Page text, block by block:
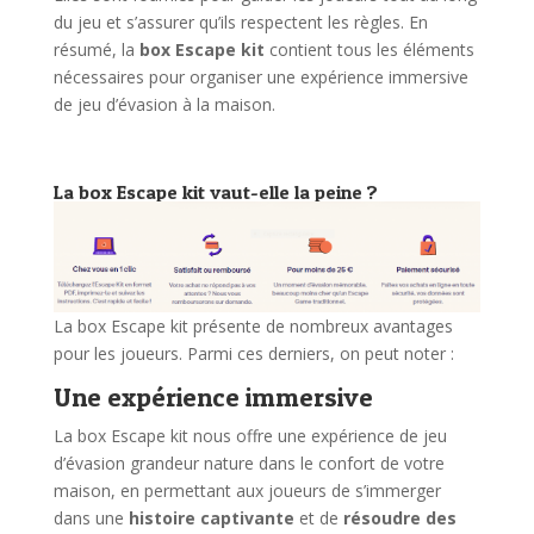
du jeu et s’assurer qu’ils respectent les règles. En
résumé, la box Escape kit contient tous les éléments
nécessaires pour organiser une expérience immersive
de jeu d’évasion à la maison.
La box Escape kit vaut-elle la peine ?
La box Escape kit présente de nombreux avantages
pour les joueurs. Parmi ces derniers, on peut noter :
Une expérience immersive
La box Escape kit nous offre une expérience de jeu
d’évasion grandeur nature dans le confort de votre
maison, en permettant aux joueurs de s’immerger
dans une histoire captivante et de résoudre des